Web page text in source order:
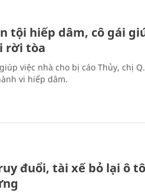
tội hiếp dâm, cô gái
rời tòa
việc nhà cho bị cáo Thủy, chị
vi hiếp dâm.
đuổi, tài xế bỏ lại ô